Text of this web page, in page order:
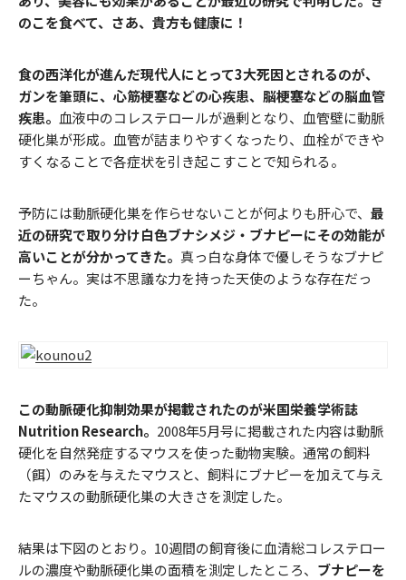
のこを食べて、さあ、貴方も健康に！
食の西洋化が進んだ現代人にとって3大死因とされるのが、
ガンを筆頭に、心筋梗塞などの心疾患、脳梗塞などの脳血管
疾患。 血液中のコレステロールが過剰となり、血管壁に動脈
硬化巣が形成。血管が詰まりやすくなったり、血栓ができや
すくなることで各症状を引き起こすことで知られる。
予防には動脈硬化巣を作らせないことが何よりも肝心で、 最
近の研究で取り分け白色ブナシメジ・ブナピーにその効能が
高いことが分かってきた。 真っ白な身体で優しそうなブナピ
ーちゃん。実は不思議な力を持った天使のような存在だっ
た。
この動脈硬化抑制効果が掲載されたのが米国栄養学術誌
Nutrition Research。 2008年5月号に掲載された内容は動脈
硬化を自然発症するマウスを使った動物実験。通常の飼料
（餌）のみを与えたマウスと、飼料にブナピーを加えて与え
たマウスの動脈硬化巣の大きさを測定した。
結果は下図のとおり。10週間の飼育後に血清総コレステロー
ルの濃度や動脈硬化巣の面積を測定したところ、 ブナピーを